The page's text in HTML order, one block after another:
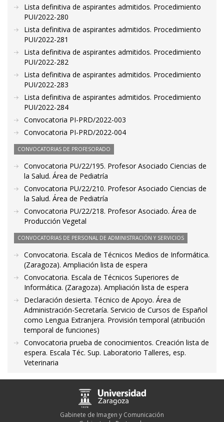
Lista definitiva de aspirantes admitidos. Procedimiento
PUI/2022-280
Lista definitiva de aspirantes admitidos. Procedimiento
PUI/2022-281
Lista definitiva de aspirantes admitidos. Procedimiento
PUI/2022-282
Lista definitiva de aspirantes admitidos. Procedimiento
PUI/2022-283
Lista definitiva de aspirantes admitidos. Procedimiento
PUI/2022-284
Convocatoria PI-PRD/2022-003
Convocatoria PI-PRD/2022-004
CONVOCATORIAS DE PROFESORADO
Convocatoria PU/22/195. Profesor Asociado Ciencias de
la Salud. Área de Pediatría
Convocatoria PU/22/210. Profesor Asociado Ciencias de
la Salud. Área de Pediatría
Convocatoria PU/22/218. Profesor Asociado. Área de
Producción Vegetal
CONVOCATORIAS DE PERSONAL DE ADMINISTRACIÓN Y SERVICIOS
Convocatoria. Escala de Técnicos Medios de Informática.
(Zaragoza). Ampliación lista de espera
Convocatoria. Escala de Técnicos Superiores de
Informática. (Zaragoza). Ampliación lista de espera
Declaración desierta. Técnico de Apoyo. Área de
Administración-Secretaría. Servicio de Cursos de Español
como Lengua Extranjera. Provisión temporal (atribución
temporal de funciones)
Convocatoria prueba de conocimientos. Creación lista de
espera. Escala Téc. Sup. Laboratorio Talleres, esp.
Veterinaria
Gabinete de Imagen y Comunicación